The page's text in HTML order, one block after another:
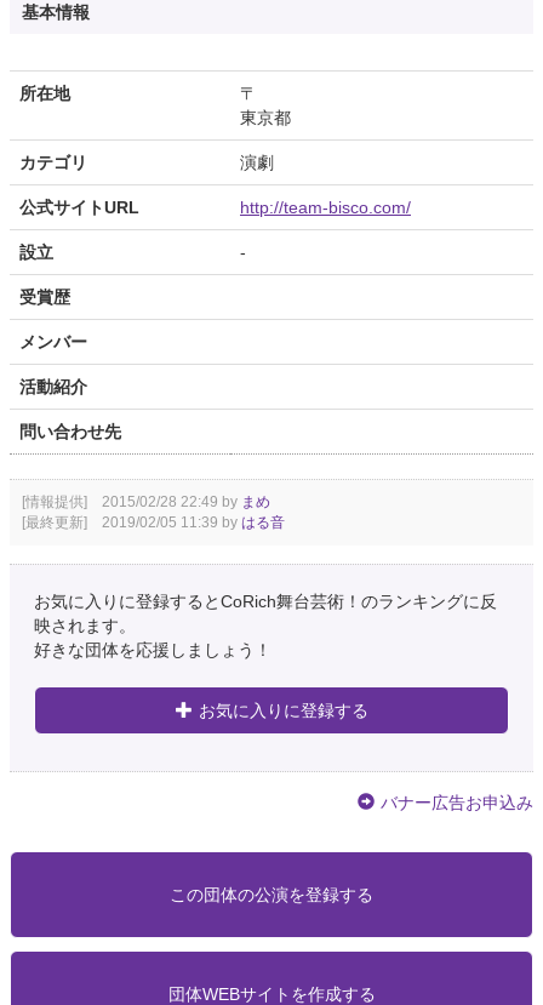
基本情報
所在地
〒
東京都
カテゴリ 演劇
公式サイトURL http://team-bisco.com/
設立 -
受賞歴
メンバー
活動紹介
問い合わせ先
[情報提供] 2015/02/28 22:49 by まめ
[最終更新] 2019/02/05 11:39 by はる音
お気に入りに登録するとCoRich舞台芸術！のランキングに反
映されます。
好きな団体を応援しましょう！
お気に入りに登録する
バナー広告お申込み
この団体の公演を登録する
団体WEBサイトを作成する